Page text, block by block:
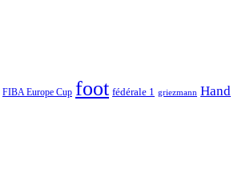
FIBA Europe Cup foot fédérale 1 griezmann Hand